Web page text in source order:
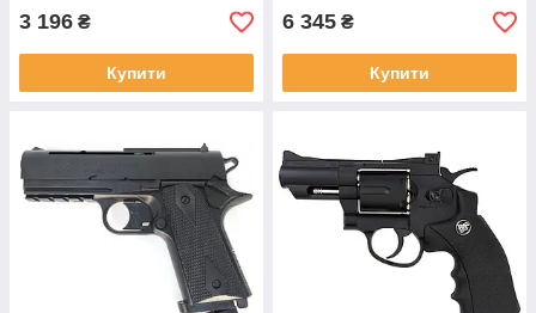
3 196 ₴
Купити
6 345 ₴
Купити